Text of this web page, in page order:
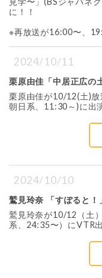
に！！
※再放送が16:00〜、
2024/10/11
栗原由佳「中居正広の
栗原由佳が10/12(土)
朝日系、11:30～)に出
2024/10/10
鷲見玲奈 「すぽると！
鷲見玲奈が10/12（土
系、24:35〜）にVTR